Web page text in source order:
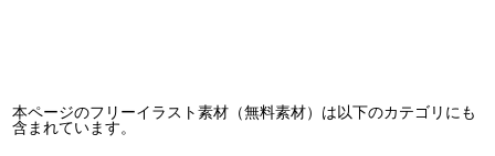
本ページのフリーイラスト素材（無料素材）は以下のカテゴリにも
含まれています。